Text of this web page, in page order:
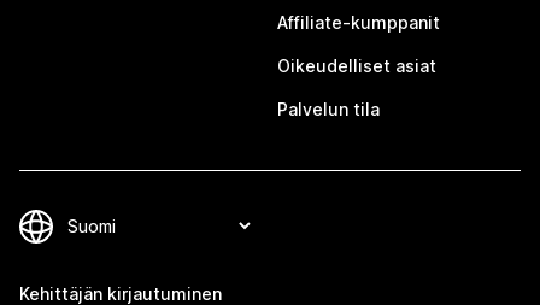
Affiliate-kumppanit
Oikeudelliset asiat
Palvelun tila
Kehittäjän kirjautuminen